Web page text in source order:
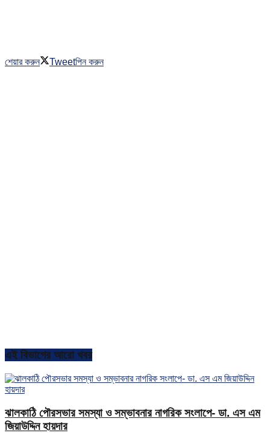
শেয়ার করুন Tweetপিন করুন
এই বিভাগের আরো খবর
ঝালকাঠি পৌরসভার সমস্যা ও সম্ভাবনার নাগরিক সংলাপে- ডা. এস এম
জিয়াউদ্দিন হায়দার